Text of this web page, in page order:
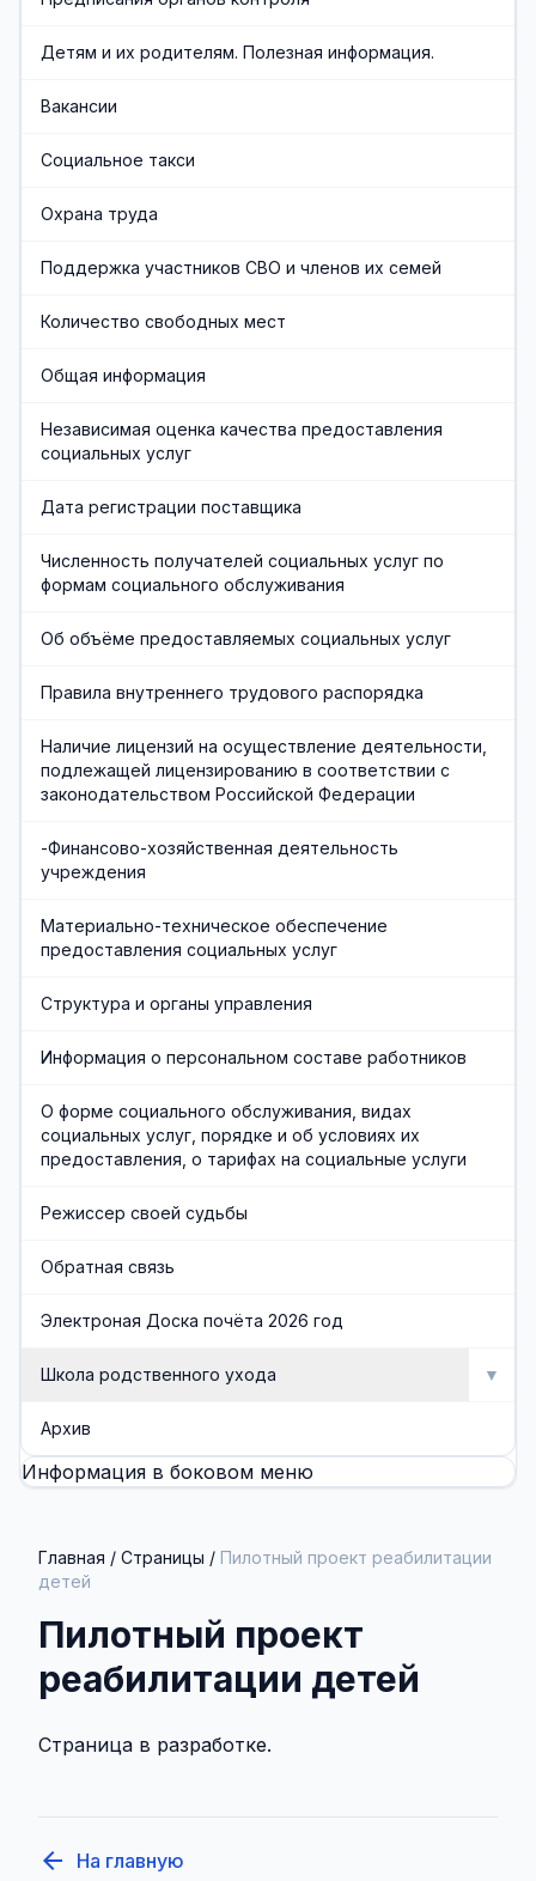
Административная служба
Обеспечивающая служба
Учредители организации
организационного обеспечения
граждан пожилого возраста и инвалидов
Социальные партнеры
Детям и их родителям. Полезная информация.
Вакансии
Социальное такси
Охрана труда
Поддержка участников СВО и членов их семей
Количество свободных мест
Общая информация
Независимая оценка качества предоставления
социальных услуг
Дата регистрации поставщика
Численность получателей социальных услуг по
формам социального обслуживания
Об объёме предоставляемых социальных услуг
Правила внутреннего трудового распорядка
Наличие лицензий на осуществление деятельности,
подлежащей лицензированию в соответствии с
законодательством Российской Федерации
-Финансово-хозяйственная деятельность
учреждения
Материально-техническое обеспечение
предоставления социальных услуг
Структура и органы управления
Информация о персональном составе работников
О форме социального обслуживания, видах
социальных услуг, порядке и об условиях их
предоставления, о тарифах на социальные услуги
Режиссер своей судьбы
Обратная связь
Электроная Доска почёта 2026 год
Школа родственного ухода ▼
Школа родственного ухода
Занятия
Архив
Информация в боковом меню
Главная / Страницы / Пилотный проект реабилитации
детей
Пилотный проект
реабилитации детей
Страница в разработке.
arrow_back На главную